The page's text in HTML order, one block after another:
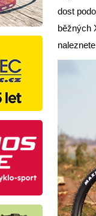
dost
běžných